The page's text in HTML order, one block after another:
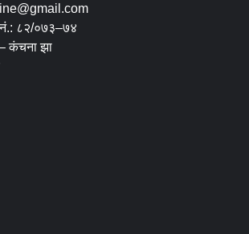
नं.: ८२/०७३–७४
कंचना झा